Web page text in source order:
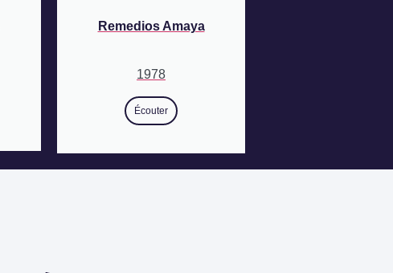
Remedios Amaya
1978
Écouter